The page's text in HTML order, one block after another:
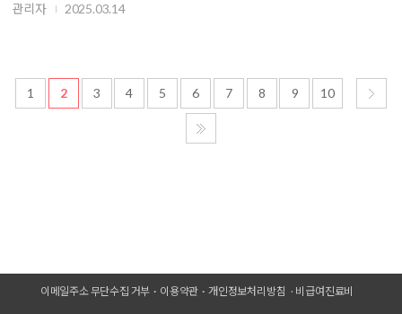
관리자
2025.03.14
1 2 3 4 5 6 7 8 9 10
이메일주소 무단수집 거부 이용약관 개인정보처리방침 비급여진료비